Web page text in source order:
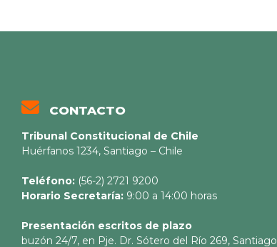
CONTACTO
Tribunal Constitucional de Chile
Huérfanos 1234, Santiago – Chile
Teléfono: (56-2) 2721 9200
Horario Secretaría: 9:00 a 14:00 horas
Presentación escritos de plazo
buzón 24/7, en Pje. Dr. Sótero del Río 269, Santiago